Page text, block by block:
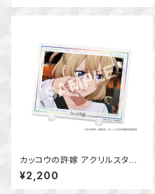
カッコウの許嫁 アクリルスタン
ドボード (海野 幸)
¥2,200